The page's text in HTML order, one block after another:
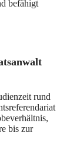
befähigt
rund
bis zur